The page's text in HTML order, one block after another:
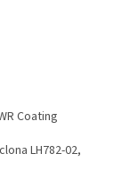
Coating
LH782-02,